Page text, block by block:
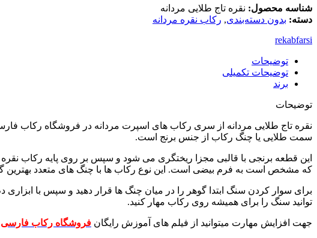
شناسه محصول: نقره تاج طلایی مردانه
دسته: بدون دسته‌بندی, رکاب نقره مردانه
rekabfarsi
توضیحات
توضیحات تکمیلی
برند
توضیحات
نقره تاج طلایی مردانه از سری رکاب های اسپرت مردانه در فروشگاه رکاب
سمت طلایی یا چنگ رکاب از جنس برنج است.
که مشخص است به فرم بیضی است. این نوع رکاب ها با چنگ های متعدد بهترین
توانید سنگ را برای همیشه روی رکاب مهار کنید.
جهت افزایش مهارت میتوانید از فیلم های آموزش رایگان فروشگاه رکاب فارسی